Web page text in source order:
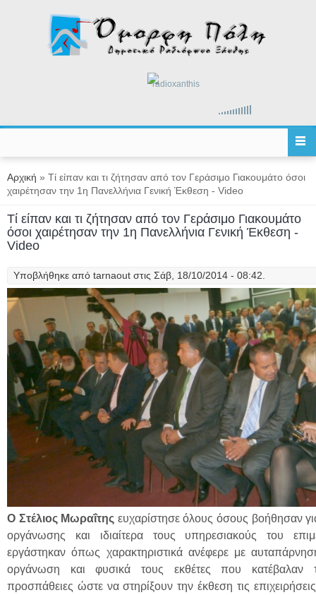
radioxanthis
Είστε εδώ
Αρχική » Τί είπαν και τι ζήτησαν από τον Γεράσιμο Γιακουμάτο όσοι
χαιρέτησαν την 1η Πανελλήνια Γενική Έκθεση - Video
Τί είπαν και τι ζήτησαν από τον Γεράσιμο Γιακουμάτο
όσοι χαιρέτησαν την 1η Πανελλήνια Γενική Έκθεση -
Video
Υποβλήθηκε από tarnaout στις Σάβ, 18/10/2014 - 08:42.
Ο Στέλιος Μωραΐτης ευχαρίστησε όλους όσους βοήθησαν
οργάνωσης και ιδιαίτερα τους υπηρεσιακούς του
εργάστηκαν όπως χαρακτηριστικά ανέφερε με
οργάνωση και φυσικά τους εκθέτες που κατέβαλαν
προσπάθειες ώστε να στηρίξουν την έκθεση τις